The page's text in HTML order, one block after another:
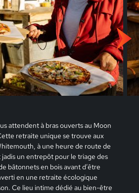
attendent à bras ouverts au Moon
retraite unique se trouve aux
à une heure de route de
un entrepôt pour le triage des
bâtonnets en bois avant d’être
en une retraite écologique
Ce lieu intime dédié au bien-être